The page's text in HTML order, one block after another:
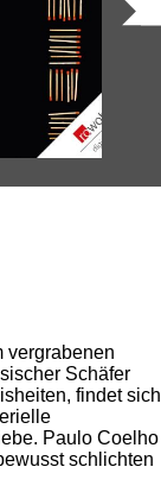
vergrabenen
Schäfer
findet sich
Paulo Coelho
schlichten